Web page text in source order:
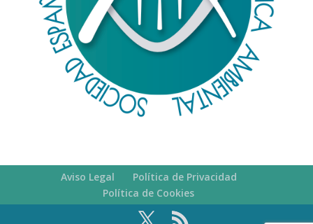
Aviso Legal
Política de Privacidad
Política de Cookies